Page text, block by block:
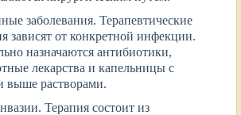
заболевания. Терапевтические
зависят от конкретной инфекции.
назначаются антибиотики,
лекарства и капельницы с
выше растворами.
Терапия состоит из